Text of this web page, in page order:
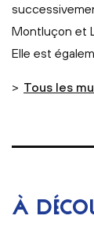
Montluçon et
Elle est
> Tous les
À